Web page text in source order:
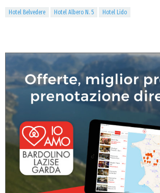
Hotel Belvedere Hotel Albero N. 5 Hotel Lido